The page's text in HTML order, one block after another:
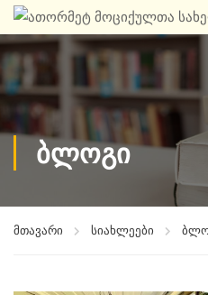
ბლოგი
მთავარი სიახლეები